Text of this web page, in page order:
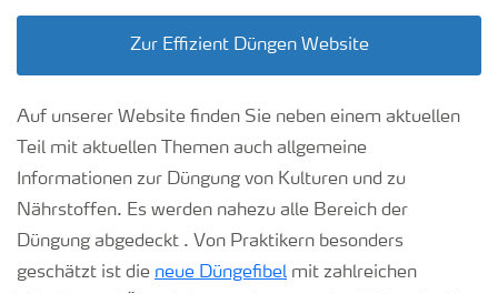
Zur Effizient Düngen Website
Auf unserer Website finden Sie neben einem aktuellen
Teil mit aktuellen Themen auch allgemeine
Informationen zur Düngung von Kulturen und zu
Nährstoffen. Es werden nahezu alle Bereich der
Düngung abgedeckt . Von Praktikern besonders
geschätzt ist die neue Düngefibel mit zahlreichen